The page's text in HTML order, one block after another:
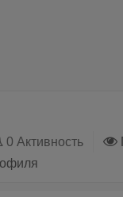
0 Активность